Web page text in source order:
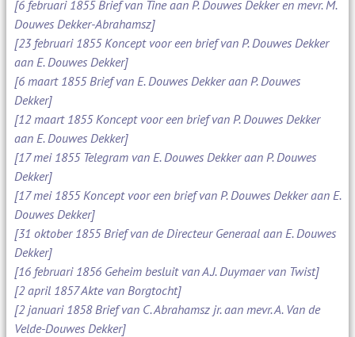
[6 februari 1855 Brief van Tine aan P. Douwes Dekker en mevr. M.
Douwes Dekker-Abrahamsz]
[23 februari 1855 Koncept voor een brief van P. Douwes Dekker
aan E. Douwes Dekker]
[6 maart 1855 Brief van E. Douwes Dekker aan P. Douwes
Dekker]
[12 maart 1855 Koncept voor een brief van P. Douwes Dekker
aan E. Douwes Dekker]
[17 mei 1855 Telegram van E. Douwes Dekker aan P. Douwes
Dekker]
[17 mei 1855 Koncept voor een brief van P. Douwes Dekker aan E.
Douwes Dekker]
[31 oktober 1855 Brief van de Directeur Generaal aan E. Douwes
Dekker]
[16 februari 1856 Geheim besluit van A.J. Duymaer van Twist]
[2 april 1857 Akte van Borgtocht]
[2 januari 1858 Brief van C. Abrahamsz jr. aan mevr. A. Van de
Velde-Douwes Dekker]